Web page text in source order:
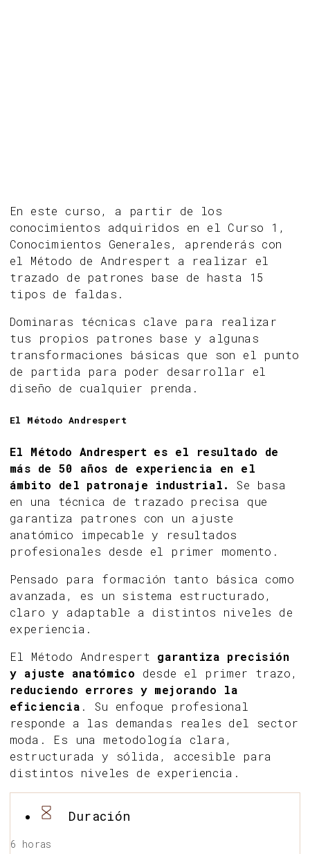
En este curso, a partir de los
conocimientos adquiridos en el Curso 1,
Conocimientos Generales, aprenderás con
el Método de Andrespert a realizar el
trazado de patrones base de hasta 15
tipos de faldas.
Dominaras técnicas clave para realizar
tus propios patrones base y algunas
transformaciones básicas que son el punto
de partida para poder desarrollar el
diseño de cualquier prenda.
El Método Andrespert
El Método Andrespert es el resultado de
más de 50 años de experiencia en el
ámbito del patronaje industrial.
Se basa
en una técnica de trazado precisa que
garantiza patrones con un ajuste
anatómico impecable y resultados
profesionales desde el primer momento.
Pensado para formación tanto básica como
avanzada, es un sistema estructurado,
claro y adaptable a distintos niveles de
experiencia.
El Método Andrespert garantiza precisión
y ajuste anatómico desde el primer trazo,
reduciendo errores y mejorando la
eficiencia . Su enfoque profesional
responde a las demandas reales del sector
moda. Es una metodología clara,
estructurada y sólida, accesible para
distintos niveles de experiencia.
Duración
6 horas